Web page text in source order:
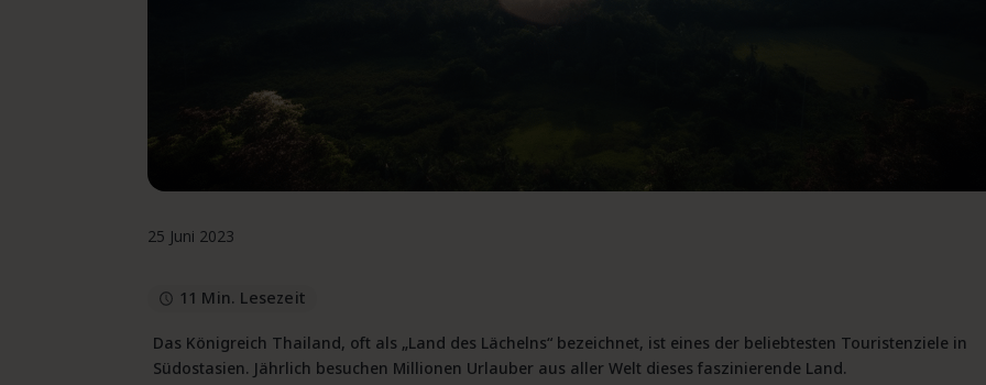
25 Juni 2023
11 Min. Lesezeit
Das Königreich Thailand, oft als „Land des Lächelns“ bezeichnet, ist eines der beliebtesten Touristenziele in
Südostasien. Jährlich besuchen Millionen Urlauber aus aller Welt dieses faszinierende Land.